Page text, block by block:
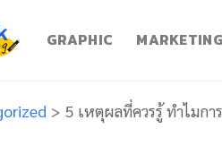
GRAPHIC MARKETING
> 5 เหตุผลที่ควรรู้ ทำไมก